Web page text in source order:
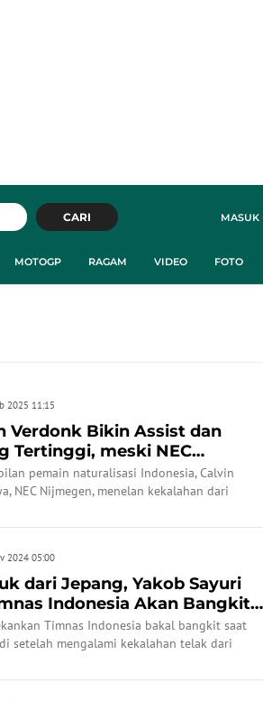
MASUK
CARI
MOTOGP RAGAM VIDEO FOTO
2025 11:15
Verdonk Bikin Assist dan
Tertinggi, meski NEC
dar...
pemain naturalisasi Indonesia, Calvin
NEC Nijmegen, menelan kekalahan dari
2024 05:00
dari Jepang, Yakob Sayuri
Indonesia Akan Bangkit
Timnas Indonesia bakal bangkit saat
setelah mengalami kekalahan telak dari